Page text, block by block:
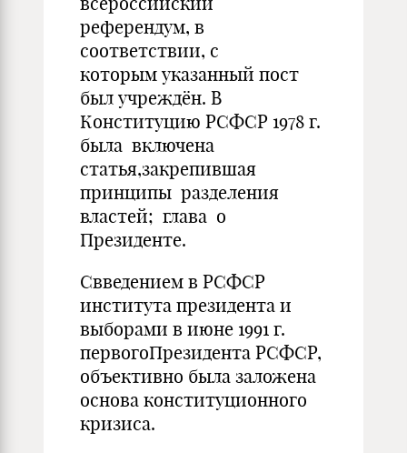
референдум, в
соответствии, с
которым указанный пост
был учреждён. В
Конституцию РСФСР 1978 г.
была включена
статья,закрепившая
принципы разделения
властей; глава о
Президенте.
Свведением в РСФСР
института президента и
выборами в июне 1991 г.
первогоПрезидента РСФСР,
объективно была заложена
основа конституционного
кризиса.